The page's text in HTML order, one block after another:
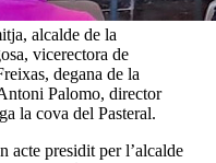
alcalde de la
vicerectora de
degana de la
Palomo, director
la cova del Pasteral.
acte presidit per l’alcalde